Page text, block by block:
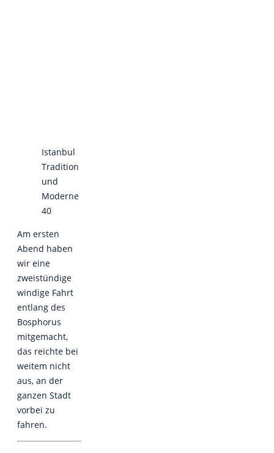
Istanbul
Tradition
und
Moderne
40
Am ersten
Abend haben
wir eine
zweistündige
windige Fahrt
entlang des
Bosphorus
mitgemacht,
das reichte bei
weitem nicht
aus, an der
ganzen Stadt
vorbei zu
fahren.